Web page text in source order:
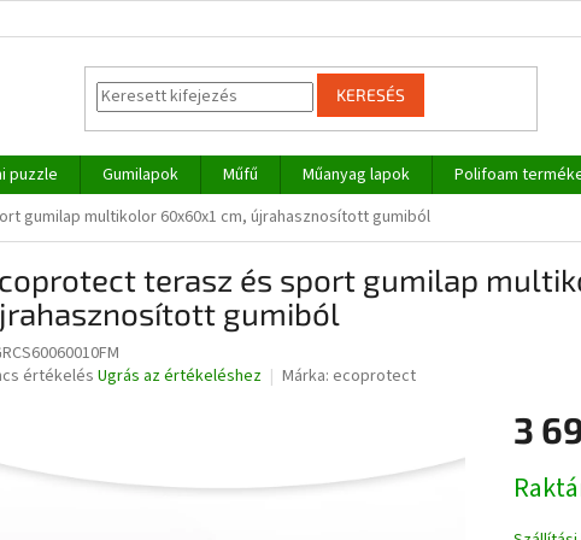
KERESÉS
puzzle Gumilapok Műfű Műanyag lapok Polifoam
gumilap multikolor 60x60x1 cm, újrahasznosított gumiból
terasz és sport gumilap
gumiból
értékelésUgrás az értékeléshez Márka: ecoprotect
3